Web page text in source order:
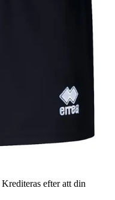
Krediteras efter att din